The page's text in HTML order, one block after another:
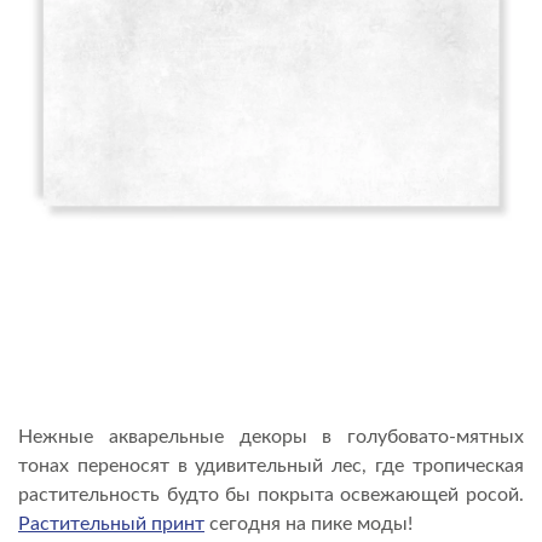
Нежные акварельные декоры в голубовато-мятных
тонах переносят в удивительный лес, где тропическая
растительность будто бы покрыта освежающей росой.
Растительный принт сегодня на пике моды!